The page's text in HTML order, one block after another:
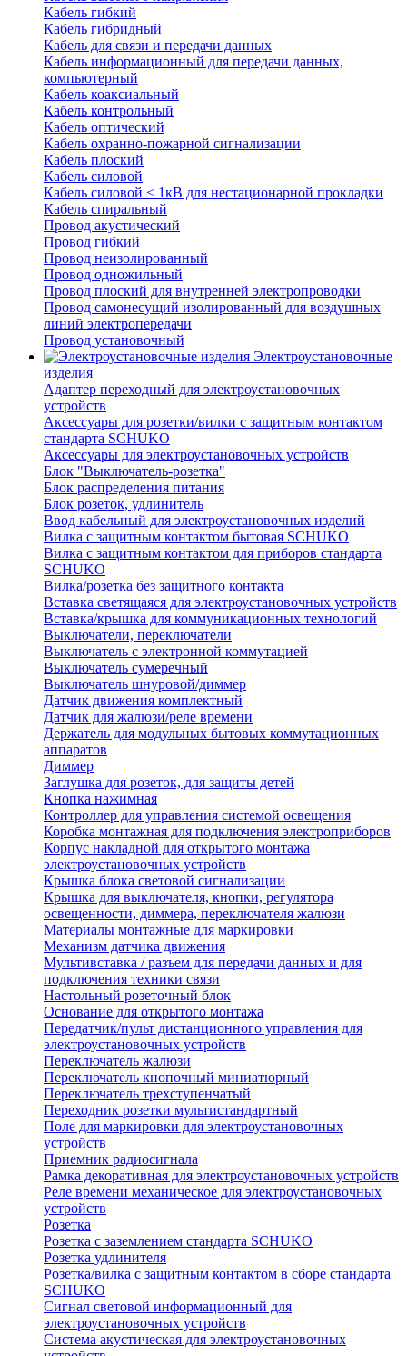
Кабель гибкий
Кабель гибридный
Кабель для связи и передачи данных
Кабель информационный для передачи данных,
компьютерный
Кабель коаксиальный
Кабель контрольный
Кабель оптический
Кабель охранно-пожарной сигнализации
Кабель плоский
Кабель силовой
Кабель силовой < 1кВ для нестационарной прокладки
Кабель спиральный
Провод акустический
Провод гибкий
Провод неизолированный
Провод одножильный
Провод плоский для внутренней электропроводки
Провод самонесущий изолированный для воздушных
линий электропередачи
Провод установочный
Электроустановочные
изделия
Адаптер переходный для электроустановочных
устройств
Аксессуары для розетки/вилки с защитным контактом
стандарта SCHUKO
Аксессуары для электроустановочных устройств
Блок "Выключатель-розетка"
Блок распределения питания
Блок розеток, удлинитель
Ввод кабельный для электроустановочных изделий
Вилка с защитным контактом бытовая SCHUKO
Вилка с защитным контактом для приборов стандарта
SCHUKO
Вилка/розетка без защитного контакта
Вставка светящаяся для электроустановочных устройств
Вставка/крышка для коммуникационных технологий
Выключатели, переключатели
Выключатель с электронной коммутацией
Выключатель сумеречный
Выключатель шнуровой/диммер
Датчик движения комплектный
Датчик для жалюзи/реле времени
Держатель для модульных бытовых коммутационных
аппаратов
Диммер
Заглушка для розеток, для защиты детей
Кнопка нажимная
Контроллер для управления системой освещения
Коробка монтажная для подключения электроприборов
Корпус накладной для открытого монтажа
электроустановочных устройств
Крышка блока световой сигнализации
Крышка для выключателя, кнопки, регулятора
освещенности, диммера, переключателя жалюзи
Материалы монтажные для маркировки
Механизм датчика движения
Мультивставка / разъем для передачи данных и для
подключения техники связи
Настольный розеточный блок
Основание для открытого монтажа
Передатчик/пульт дистанционного управления для
электроустановочных устройств
Переключатель жалюзи
Переключатель кнопочный миниатюрный
Переключатель трехступенчатый
Переходник розетки мультистандартный
Поле для маркировки для электроустановочных
устройств
Приемник радиосигнала
Рамка декоративная для электроустановочных устройств
Реле времени механическое для электроустановочных
устройств
Розетка
Розетка с заземлением стандарта SCHUKO
Розетка удлинителя
Розетка/вилка с защитным контактом в сборе стандарта
SCHUKO
Сигнал световой информационный для
электроустановочных устройств
Система акустическая для электроустановочных